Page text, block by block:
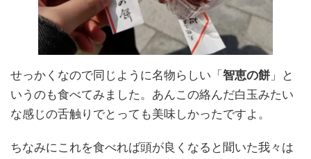
せっかくなので同じように名物らしい「 智恵の餅 」と
いうのも食べてみました。あんこの絡んだ白玉みたい
な感じの舌触りでとっても美味しかったですよ。
ちなみにこれを食べれば頭が良くなると聞いた我々は